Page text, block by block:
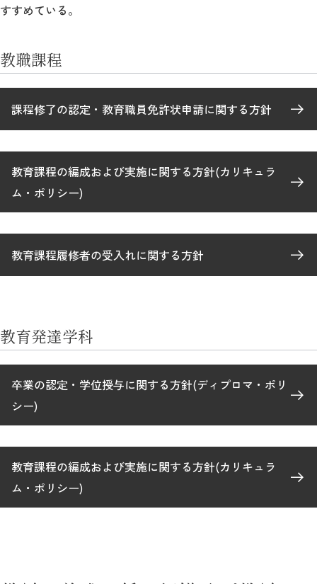
すすめている。
教職課程
課程修了の認定・教育職員免許状申請に関する方針
教育課程の編成および実施に関する方針(カリキュラ
ム・ポリシー)
教育課程履修者の受入れに関する方針
教育発達学科
卒業の認定・学位授与に関する方針(ディプロマ・ポリ
シー)
教育課程の編成および実施に関する方針(カリキュラ
ム・ポリシー)